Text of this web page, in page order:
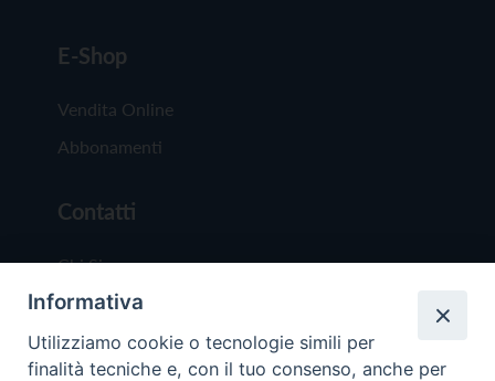
E-Shop
Vendita Online
Abbonamenti
Contatti
Chi Siamo
Redazione
Scrivici
Informativa
Utilizziamo cookie o tecnologie simili per
finalità tecniche e, con il tuo consenso, anche per